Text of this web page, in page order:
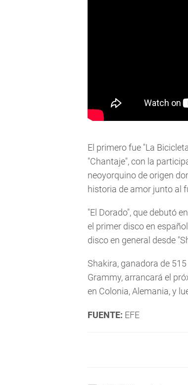
El primero fue "La
"Chantaje", con la
neoyorquino de origen
historia de amor junto al
"El Dorado", que debutó
el primer disco en
disco en general desde
Shakira, ganadora de
Grammy, arrancará el
en Colonia, Alemania, y
FUENTE: EFE